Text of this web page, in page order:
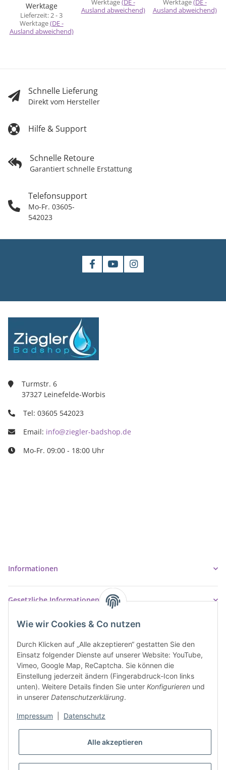
Wie wir Cookies & Co nutzen
Durch Klicken auf „Alle akzeptieren“ gestatten Sie den
Einsatz folgender Dienste auf unserer Website: YouTube,
Vimeo, Google Map, ReCaptcha. Sie können die
Einstellung jederzeit ändern (Fingerabdruck-Icon links
unten). Weitere Details finden Sie unter Konfigurieren und
in unserer Datenschutzerklärung.
Impressum Datenschutz
Alle akzeptieren
Werktage
Lieferzeit:2 - 3
Werktage(DE -
Ausland abweichend)
Werktage(DE -
Ausland abweichend)
Werktage(DE -
Ausland abweichend)
Schnelle Lieferung
Direkt vom Hersteller
Hilfe & Support
Schnelle Retoure
Garantiert schnelle Erstattung
Telefonsupport
Mo-Fr. 03605-
542023
Turmstr. 6
37327 Leinefelde-Worbis
Tel: 03605 542023
Email: info@ziegler-badshop.de
Mo-Fr. 09:00 - 18:00 Uhr
Informationen
Gesetzliche Informationen
* Alle Preise inkl. gesetzlicher USt., inkl.
VERTRAG WIDERRUFEN